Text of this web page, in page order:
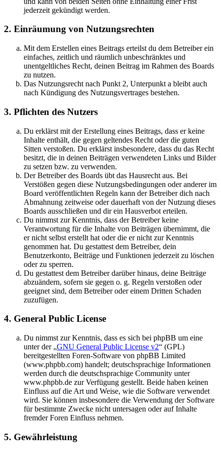
jederzeit gekündigt werden.
2. Einräumung von Nutzungsrechten
Mit dem Erstellen eines Beitrags erteilst du dem Betreiber ein
einfaches, zeitlich und räumlich unbeschränktes und
unentgeltliches Recht, deinen Beitrag im Rahmen des Boards
zu nutzen.
Das Nutzungsrecht nach Punkt 2, Unterpunkt a bleibt auch
nach Kündigung des Nutzungsvertrages bestehen.
3. Pflichten des Nutzers
Du erklärst mit der Erstellung eines Beitrags, dass er keine
Inhalte enthält, die gegen geltendes Recht oder die guten
Sitten verstoßen. Du erklärst insbesondere, dass du das Recht
besitzt, die in deinen Beiträgen verwendeten Links und Bilder
zu setzen bzw. zu verwenden.
Der Betreiber des Boards übt das Hausrecht aus. Bei
Verstößen gegen diese Nutzungsbedingungen oder anderer im
Board veröffentlichten Regeln kann der Betreiber dich nach
Abmahnung zeitweise oder dauerhaft von der Nutzung dieses
Boards ausschließen und dir ein Hausverbot erteilen.
Du nimmst zur Kenntnis, dass der Betreiber keine
Verantwortung für die Inhalte von Beiträgen übernimmt, die
er nicht selbst erstellt hat oder die er nicht zur Kenntnis
genommen hat. Du gestattest dem Betreiber, dein
Benutzerkonto, Beiträge und Funktionen jederzeit zu löschen
oder zu sperren.
Du gestattest dem Betreiber darüber hinaus, deine Beiträge
abzuändern, sofern sie gegen o. g. Regeln verstoßen oder
geeignet sind, dem Betreiber oder einem Dritten Schaden
zuzufügen.
4. General Public License
Du nimmst zur Kenntnis, dass es sich bei phpBB um eine
unter der „GNU General Public License v2“ (GPL)
bereitgestellten Foren-Software von phpBB Limited
(www.phpbb.com) handelt; deutschsprachige Informationen
werden durch die deutschsprachige Community unter
www.phpbb.de zur Verfügung gestellt. Beide haben keinen
Einfluss auf die Art und Weise, wie die Software verwendet
wird. Sie können insbesondere die Verwendung der Software
für bestimmte Zwecke nicht untersagen oder auf Inhalte
fremder Foren Einfluss nehmen.
5. Gewährleistung